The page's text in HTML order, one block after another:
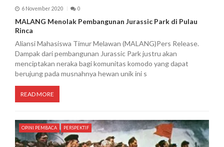
6 November 2020 0
MALANG Menolak Pembangunan Jurassic Park di Pulau
Rinca
Aliansi Mahasiswa Timur Melawan (MALANG)Pers Release.
Dampak dari pembangunan Jurassic Park justru akan
menciptakan neraka bagi komunitas komodo yang dapat
berujung pada musnahnya hewan unik ini s
READ MORE
OPINI PEMBACA PERSPEKTIF